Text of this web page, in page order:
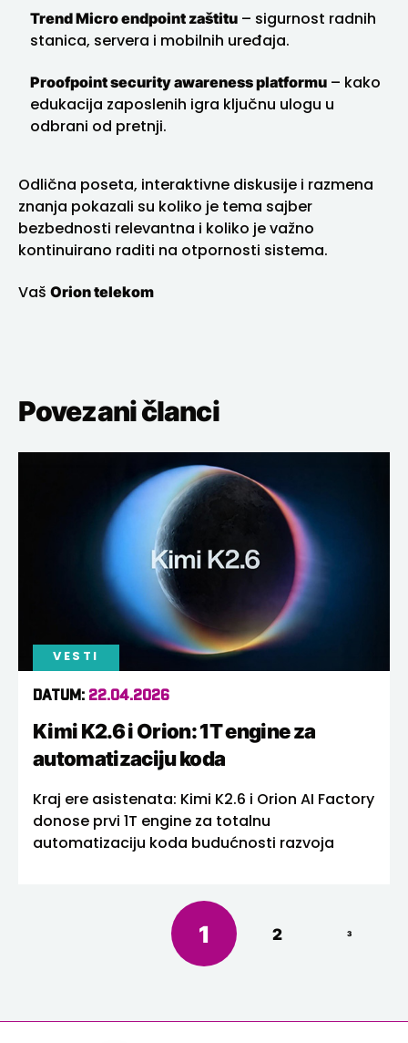
Trend Micro endpoint zaštitu – sigurnost radnih
stanica, servera i mobilnih uređaja.
Proofpoint security awareness platformu – kako
edukacija zaposlenih igra ključnu ulogu u
odbrani od pretnji.
Odlična poseta, interaktivne diskusije i razmena
znanja pokazali su koliko je tema sajber
bezbednosti relevantna i koliko je važno
kontinuirano raditi na otpornosti sistema.
Vaš Orion telekom
Povezani članci
VESTI
DATUM: 22.04.2026
Kimi K2.6 i Orion: 1T engine za
automatizaciju koda
Kraj ere asistenata: Kimi K2.6 i Orion AI Factory
donose prvi 1T engine za totalnu
automatizaciju koda budućnosti razvoja
1 2 3